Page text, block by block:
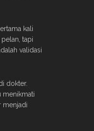
kali
tapi
validasi
dokter.
menikmati
menjadi